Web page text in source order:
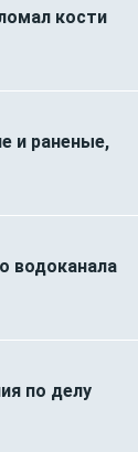
кости
и раненые,
водоканала
по делу